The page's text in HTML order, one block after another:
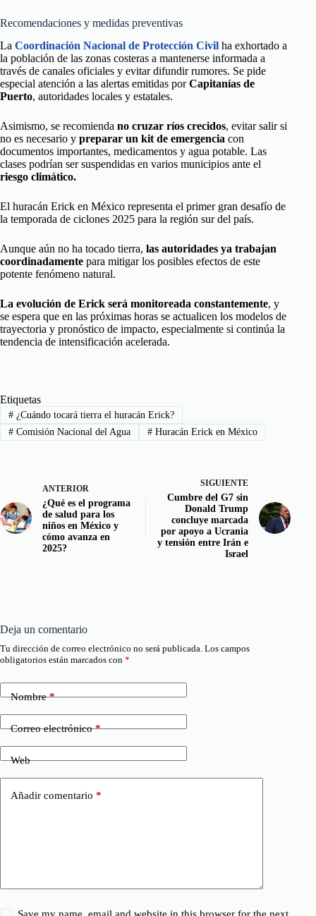
Recomendaciones y medidas preventivas
La Coordinación Nacional de Protección Civil ha exhortado a
la población de las zonas costeras a mantenerse informada a
través de canales oficiales y evitar difundir rumores. Se pide
especial atención a las alertas emitidas porCapitanías de
Puerto, autoridades locales y estatales.
Asimismo, se recomienda no cruzar ríos crecidos, evitar salir si
no es necesario y preparar un kit de emergencia con
documentos importantes, medicamentos y agua potable. Las
clases podrían ser suspendidas en varios municipios ante el
riesgo climático.
El huracán Erick en México representa el primer gran desafío de
la temporada de ciclones 2025 para la región sur del país.
Aunque aún no ha tocado tierra, las autoridades ya trabajan
coordinadamente para mitigar los posibles efectos de este
potente fenómeno natural.
La evolución de Erick será monitoreada constantemente, y
se espera que en las próximas horas se actualicen los modelos de
trayectoria y pronóstico de impacto, especialmente si continúa la
tendencia de intensificación acelerada.
Etiquetas
#¿Cuándo tocará tierra el huracán Erick?
#Comisión Nacional del Agua #Huracán Erick en México
ANTERIOR
¿Qué es el programa
de salud para los
niños en México y
cómo avanza en
2025?
SIGUIENTE
Cumbre del G7 sin
Donald Trump
concluye marcada
por apoyo a Ucrania
y tensión entre Irán e
Israel
Deja un comentario
Tu dirección de correo electrónico no será publicada. Los campos
obligatorios están marcados con *
Nombre*
Correo electrónico*
Web
Añadir comentario *